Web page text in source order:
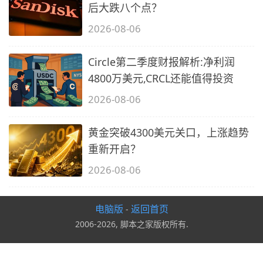
后大跌八个点？
2026-08-06
Circle第二季度财报解析:净利润
4800万美元,CRCL还能值得投资
2026-08-06
黄金突破4300美元关口，上涨趋势
重新开启？
2026-08-06
电脑版 - 返回首页
2006-2026, 脚本之家版权所有.